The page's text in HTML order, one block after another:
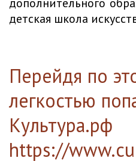
дополнительного
детская школа
Перейдя по
легкостью
Культура.рф
https://